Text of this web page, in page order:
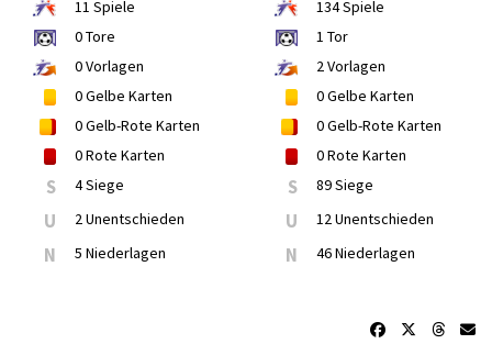
11 Spiele
0Tore
0Vorlagen
0Gelbe Karten
0Gelb-Rote Karten
0Rote Karten
S 4 Siege
U 2 Unentschieden
N 5 Niederlagen
134Spiele
1 Tor
2Vorlagen
0Gelbe Karten
0Gelb-Rote Karten
0Rote Karten
S 89 Siege
U 12 Unentschieden
N 46 Niederlagen